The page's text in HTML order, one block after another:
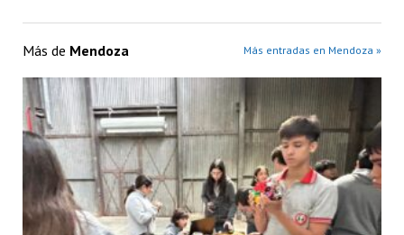
Más de Mendoza Más entradas en Mendoza »